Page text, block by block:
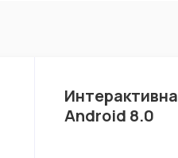
Android 8.0